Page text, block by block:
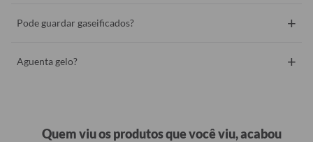
Pode guardar gaseificados? +
Aguenta gelo? +
Quem viu os produtos que você viu, acabou